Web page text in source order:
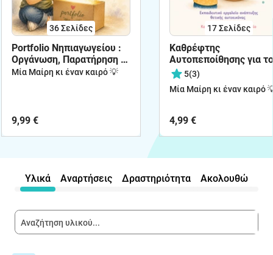
36Σελίδες
Portfolio Νηπιαγωγείου :
Οργάνωση, Παρατήρηση &
Καταγραφή της Εξέλιξης
Μία Μαίρη κι έναν καιρό 💡
9,99 €
17Σελίδες
Καθρέφτης
Αυτοπεποίθησης για το
Νηπιαγωγείο
5(3)
Μία Μαίρη κι έναν καιρό
4,99 €
Υλικά Αναρτήσεις Δραστηριότητα Ακολουθώ